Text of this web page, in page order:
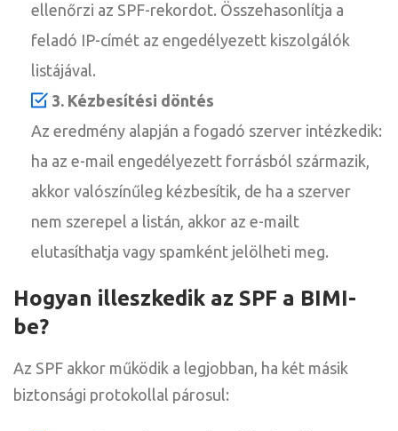
ellenőrzi az SPF-rekordot. Összehasonlítja a
feladó IP-címét az engedélyezett kiszolgálók
listájával.
3. Kézbesítési döntés
Az eredmény alapján a fogadó szerver intézkedik:
ha az e-mail engedélyezett forrásból származik,
akkor valószínűleg kézbesítik, de ha a szerver
nem szerepel a listán, akkor az e-mailt
elutasíthatja vagy spamként jelölheti meg.
Hogyan illeszkedik az SPF a BIMI-
be?
Az SPF akkor működik a legjobban, ha két másik
biztonsági protokollal párosul: